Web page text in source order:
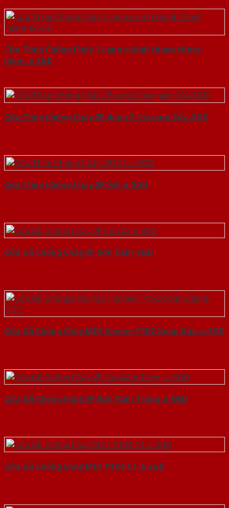
Cửa Thép Chống Cháy 1 canh o kinh thanh thoat
hiem-a-SGD
Cửa Thép Chống Cháy 2P dung 2 tay nam Cửa-SGD
Cửa Thép Chống Cháy 2P1G2-a-SGD
Cửa Gỗ Chống Cháy 2P Sơn Xám-SGD
Cửa Gỗ Chống Cháy MDF Veneer P1R2 Xoan Đào-a-SGD
Cửa Gỗ Chống Cháy 2P Sơn Xám Trắng-a-SGD
Cửa Gỗ Chống Cháy MDF P1R4-C1-a-SGD